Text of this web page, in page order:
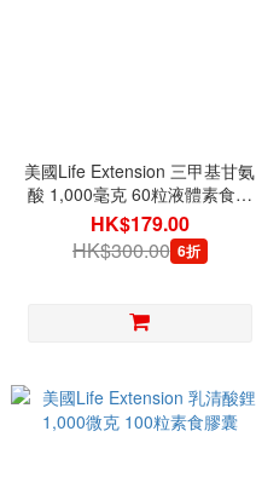
美國Life Extension 三甲基甘氨
酸 1,000毫克 60粒液體素食膠
囊
HK$179.00
HK$300.00 6折